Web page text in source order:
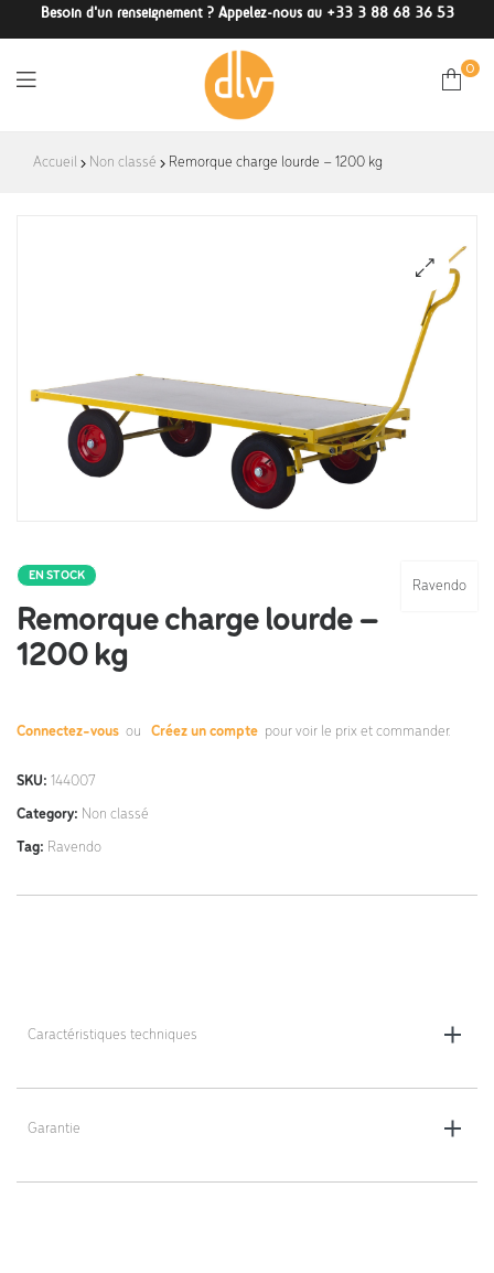
Besoin d'un renseignement ? Appelez-nous au +33 3 88 68 36 53
DLV-
0
Accueil Non classé Remorque charge lourde – 1200 kg
Ravendo
EN STOCK
Remorque charge lourde –
1200 kg
Connectez-vous ou Créez un compte pour voir le prix et commander.
SKU: 144007
Category: Non classé
Tag: Ravendo
Caractéristiques techniques
Dimensions : 150 x 70 x 47 cm
Garantie
5 ans